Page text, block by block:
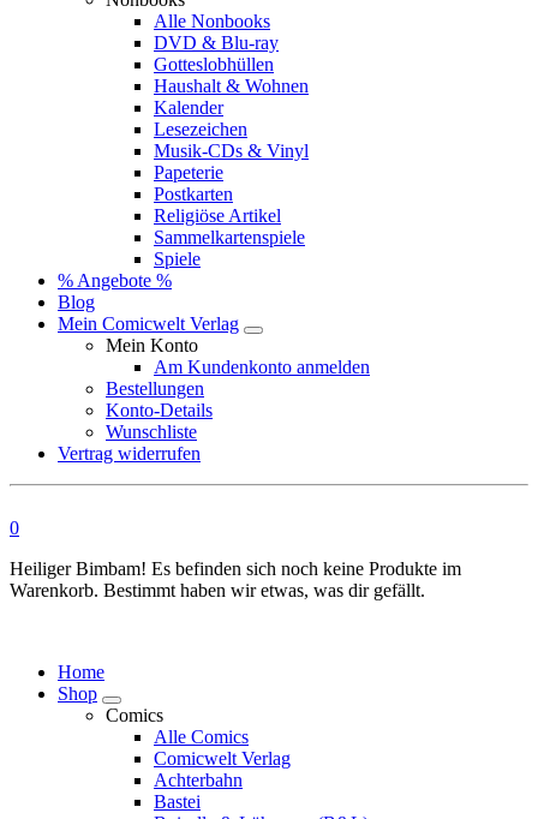
Alle Nonbooks
DVD & Blu-ray
Gotteslobhüllen
Haushalt & Wohnen
Kalender
Lesezeichen
Musik-CDs & Vinyl
Papeterie
Postkarten
Religiöse Artikel
Sammelkartenspiele
Spiele
% Angebote %
Blog
Mein Comicwelt Verlag
Mein Konto
Am Kundenkonto anmelden
Bestellungen
Konto-Details
Wunschliste
Vertrag widerrufen
0
Heiliger Bimbam! Es befinden sich noch keine Produkte im
Warenkorb. Bestimmt haben wir etwas, was dir gefällt.
Home
Shop
Comics
Alle Comics
Comicwelt Verlag
Achterbahn
Bastei